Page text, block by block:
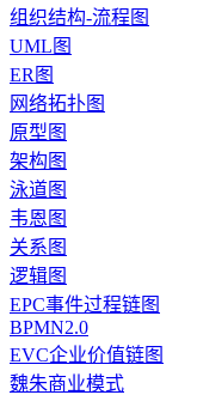
组织结构-流程图
UML图
ER图
网络拓扑图
原型图
架构图
泳道图
韦恩图
关系图
逻辑图
EPC事件过程链图
BPMN2.0
EVC企业价值链图
魏朱商业模式